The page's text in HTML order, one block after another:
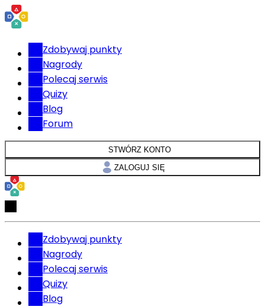
Zdobywaj punkty
Nagrody
Polecaj serwis
Quizy
Blog
Forum
STWÓRZ KONTO
ZALOGUJ SIĘ
Zdobywaj punkty
Nagrody
Polecaj serwis
Quizy
Blog